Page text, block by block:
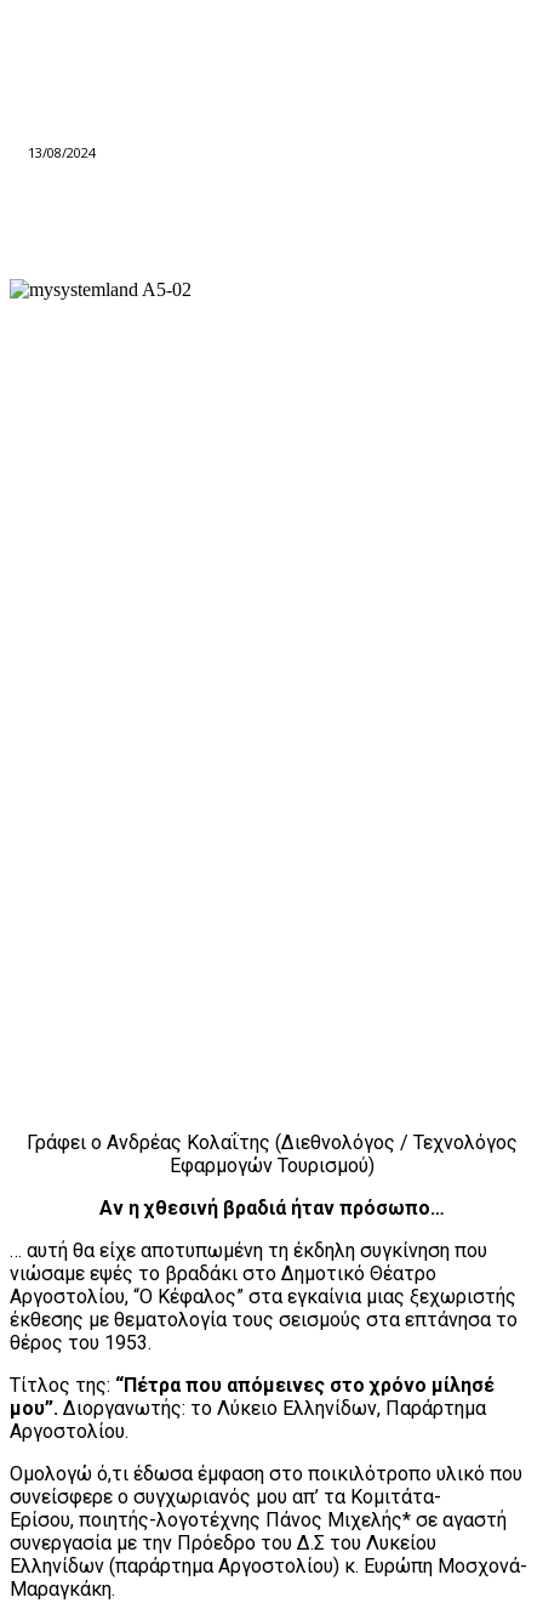
13/08/2024
Γράφει ο Ανδρέας Κολαΐτης (Διεθνολόγος / Τεχνολόγος
Εφαρμογών Τουρισμού)
Αν η χθεσινή βραδιά ήταν πρόσωπο…
… αυτή θα είχε αποτυπωμένη τη έκδηλη συγκίνηση που
νιώσαμε εψές το βραδάκι στο Δημοτικό Θέατρο
Αργοστολίου, “Ο Κέφαλος” στα εγκαίνια μιας ξεχωριστής
έκθεσης με θεματολογία τους σεισμούς στα επτάνησα το
θέρος του 1953.
Τίτλος της: “Πέτρα που απόμεινες στο χρόνο μίλησέ
μου”. Διοργανωτής: το Λύκειο Ελληνίδων, Παράρτημα
Αργοστολίου.
Ομολογώ ό,τι έδωσα έμφαση στο ποικιλότροπο υλικό που
συνείσφερε ο συγχωριανός μου απ’ τα Κομιτάτα-
Ερίσου, ποιητής-λογοτέχνης Πάνος Μιχελής* σε αγαστή
συνεργασία με την Πρόεδρο του Δ.Σ του Λυκείου
Ελληνίδων (παράρτημα Αργοστολίου) κ. Ευρώπη Μοσχονά-
Μαραγκάκη.